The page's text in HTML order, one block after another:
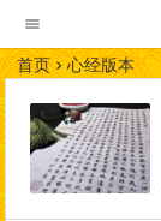
首页 心经版本